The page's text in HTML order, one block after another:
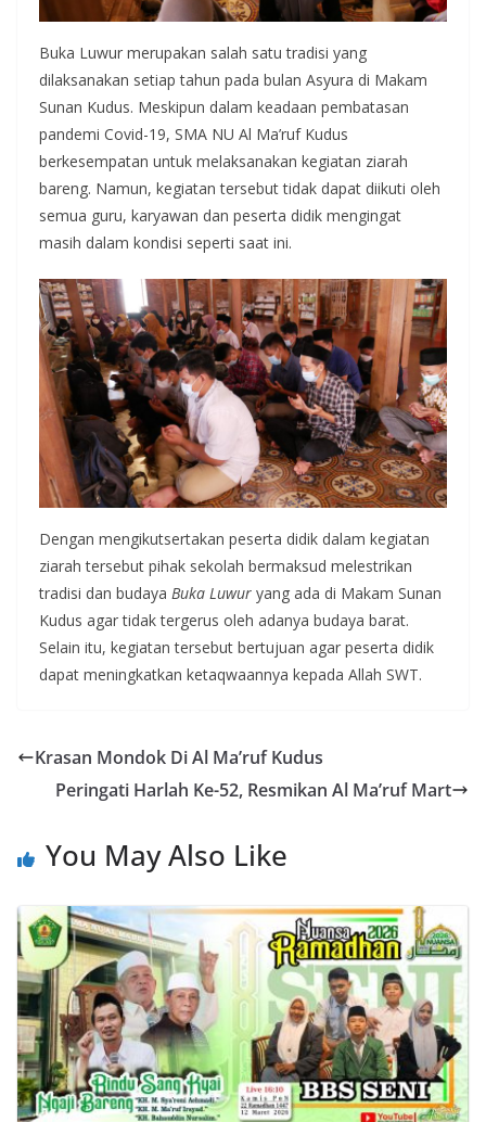
Buka Luwur merupakan salah satu tradisi yang
dilaksanakan setiap tahun pada bulan Asyura di Makam
Sunan Kudus. Meskipun dalam keadaan pembatasan
pandemi Covid-19, SMA NU Al Ma’ruf Kudus
berkesempatan untuk melaksanakan kegiatan ziarah
bareng. Namun, kegiatan tersebut tidak dapat diikuti oleh
semua guru, karyawan dan peserta didik mengingat
masih dalam kondisi seperti saat ini.
Dengan mengikutsertakan peserta didik dalam kegiatan
ziarah tersebut pihak sekolah bermaksud melestrikan
tradisi dan budaya Buka Luwur yang ada di Makam Sunan
Kudus agar tidak tergerus oleh adanya budaya barat.
Selain itu, kegiatan tersebut bertujuan agar peserta didik
dapat meningkatkan ketaqwaannya kepada Allah SWT.
Krasan Mondok Di Al Ma’ruf Kudus
Peringati Harlah Ke-52, Resmikan Al Ma’ruf Mart
You May Also Like